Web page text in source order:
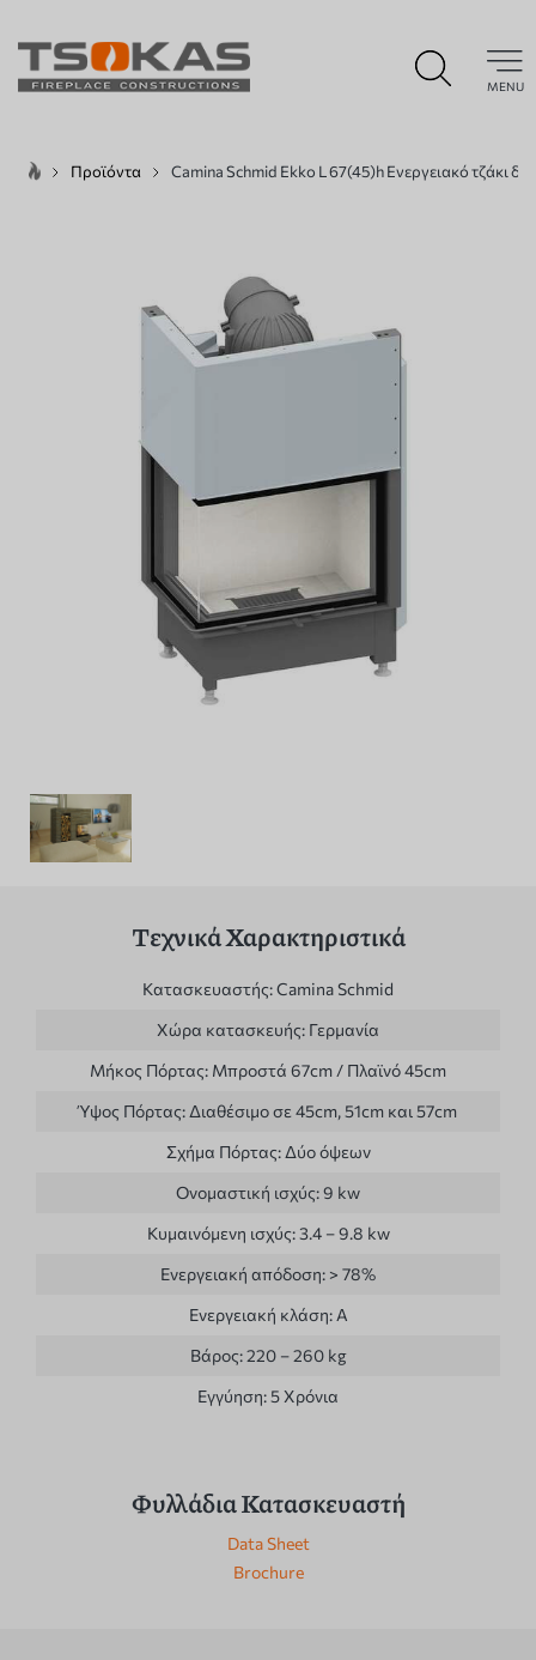
MENU
Προϊόντα Camina Schmid Ekko L 67(45)h Ενεργειακό τζάκι
Τεχνικά Χαρακτηριστικά
Κατασκευαστής:Camina Schmid
Χώρα κατασκευής: Γερμανία
Μήκος Πόρτας: Μπροστά 67cm / Πλαϊνό 45cm
Ύψος Πόρτας: Διαθέσιμο σε 45cm, 51cm και 57cm
Σχήμα Πόρτας: Δύο όψεων
Ονομαστική ισχύς:9 kw
Κυμαινόμενη ισχύς:3.4 – 9.8 kw
Ενεργειακή απόδοση: > 78%
Ενεργειακή κλάση: A
Βάρος:220 – 260 kg
Εγγύηση:5 Χρόνια
Φυλλάδια Κατασκευαστή
Data Sheet
Brochure